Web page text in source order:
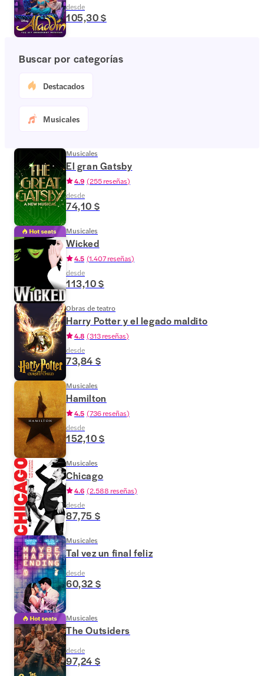
desde
105,30 $
Buscar por categorías
Destacados
Musicales
Musicales
El gran Gatsby
4.9 (255 reseñas)
desde
74,10 $
Musicales
Wicked
4.5 (1.407 reseñas)
desde
113,10 $
Obras de teatro
Harry Potter y el legado maldito
4.8 (313 reseñas)
desde
73,84 $
Musicales
Hamilton
4.5 (736 reseñas)
desde
152,10 $
Musicales
Chicago
4.6 (2.588 reseñas)
desde
87,75 $
Musicales
Tal vez un final feliz
desde
60,32 $
Musicales
The Outsiders
desde
97,24 $